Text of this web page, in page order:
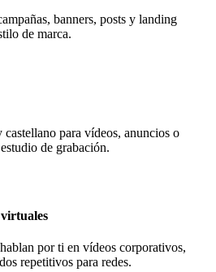
banners, posts y landing
de marca.
castellano para vídeos, anuncios o
de grabación.
por ti en vídeos corporativos,
repetitivos para redes.